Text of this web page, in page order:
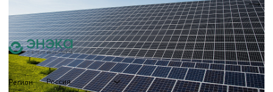
Регион Россия